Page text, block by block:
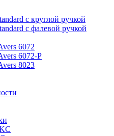
с круглой ручкой
с фалевой ручкой
6072
6072-P
8023